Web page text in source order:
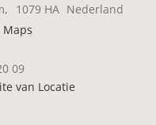
, 1079 HA Nederland
Maps
09
van Locatie